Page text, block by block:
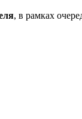
, в рамках